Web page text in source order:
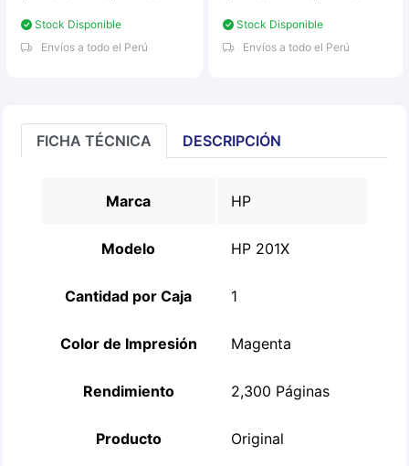
Stock Disponible
Envíos a todo el Perú
Stock Disponible
Envíos a todo el Perú
FICHA TÉCNICA DESCRIPCIÓN
Marca HP
Modelo HP 201X
Cantidad por Caja 1
Color de Impresión Magenta
Rendimiento 2,300 Páginas
Producto Original